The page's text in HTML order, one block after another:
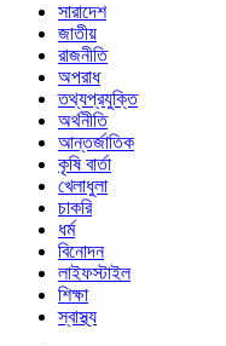
সারাদেশ
জাতীয়
রাজনীতি
অপরাধ
তথ্যপ্রযুক্তি
অর্থনীতি
আন্তর্জাতিক
কৃষি বার্তা
খেলাধুলা
চাকরি
ধর্ম
বিনোদন
লাইফস্টাইল
শিক্ষা
স্বাস্থ্য